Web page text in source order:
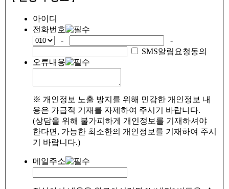
아이디
전화번호
-
-
SMS알림요청동의
오류내용
※ 개인정보 노출 방지를 위해 민감한 개인정보 내
용은 가급적 기재를 자제하여 주시기 바랍니다.
(상담을 위해 불가피하게 개인정보를 기재하셔야
한다면, 가능한 최소한의 개인정보를 기재하여 주시
기 바랍니다.)
메일주소